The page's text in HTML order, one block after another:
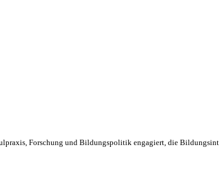
Forschung und Bildungspolitik engagiert, die